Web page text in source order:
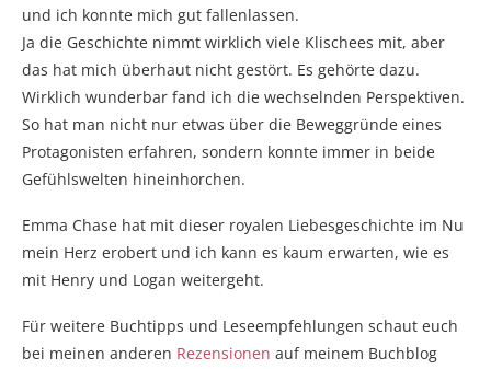
und ich konnte mich gut fallenlassen.
Ja die Geschichte nimmt wirklich viele Klischees mit, aber
das hat mich überhaut nicht gestört. Es gehörte dazu.
Wirklich wunderbar fand ich die wechselnden Perspektiven.
So hat man nicht nur etwas über die Beweggründe eines
Protagonisten erfahren, sondern konnte immer in beide
Gefühlswelten hineinhorchen.
Emma Chase hat mit dieser royalen Liebesgeschichte im Nu
mein Herz erobert und ich kann es kaum erwarten, wie es
mit Henry und Logan weitergeht.
Für weitere Buchtipps und Leseempfehlungen schaut euch
bei meinen anderen Rezensionen auf meinem Buchblog